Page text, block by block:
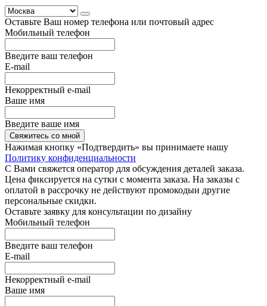
Оставьте Ваш номер телефона или почтовый адрес
Мобильный телефон
Введите ваш телефон
E-mail
Некорректный e-mail
Ваше имя
Введите ваше имя
Свяжитесь со мной
Нажимая кнопку «Подтвердить» вы принимаете нашу
Политику конфиденциальности
С Вами свяжется оператор для обсуждения деталей заказа.
Цена фиксируется на сутки с момента заказа. На заказы с
оплатой в рассрочку не действуют промокодыи другие
персональные скидки.
Оставьте заявку для консультации по дизайну
Мобильный телефон
Введите ваш телефон
E-mail
Некорректный e-mail
Ваше имя